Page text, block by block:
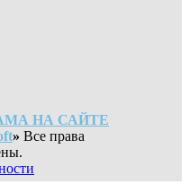
НА САЙТЕ
» Все права